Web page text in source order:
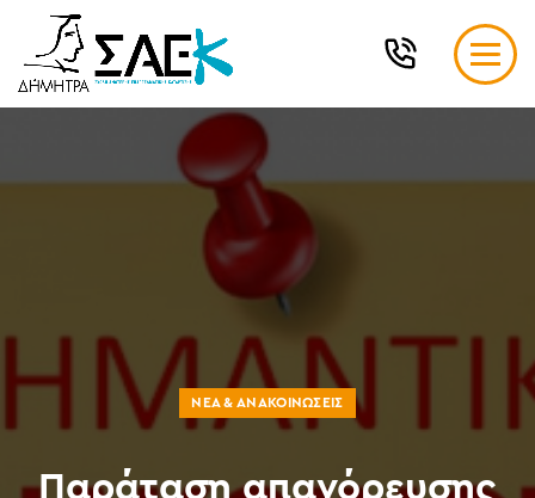
ΝΈΑ & ΑΝΑΚΟΙΝΏΣΕΙΣ
Παράταση απαγόρευσης